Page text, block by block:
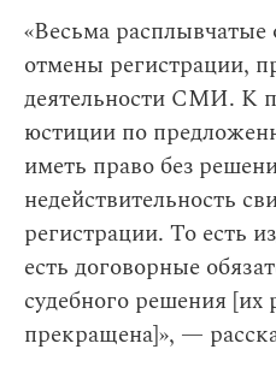
«Весьма
отмены регистрации,
деятельности СМИ. К
юстиции по
иметь право без
недействительность
регистрации. То есть
есть договорные
судебного решения
прекращена]», —